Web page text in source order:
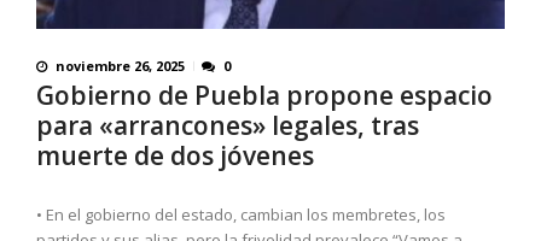
noviembre 26, 2025 0
Gobierno de Puebla propone espacio
para «arrancones» legales, tras
muerte de dos jóvenes
• En el gobierno del estado, cambian los membretes, los